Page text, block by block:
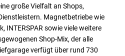
große Vielfalt an Shops,
Magnetbetriebe wie
INTERSPAR sowie viele weitere
Shop-Mix, der alle
verfügt über rund 730